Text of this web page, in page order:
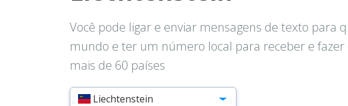
Você pode ligar e enviar mensagens de texto para
mundo e ter um número local para receber e fazer
mais de 60 países
Liechtenstein